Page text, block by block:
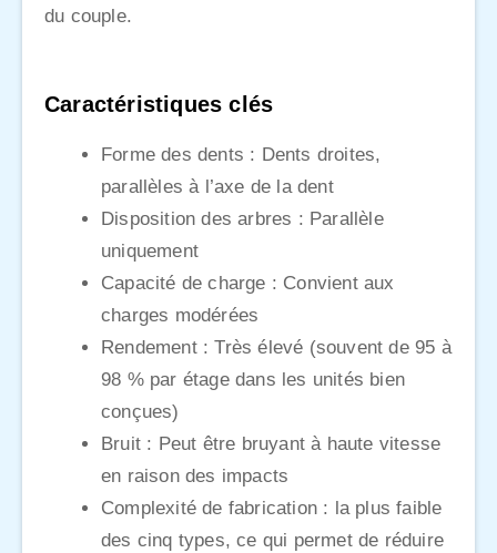
du couple.
Caractéristiques clés
Forme des dents : Dents droites,
parallèles à l’axe de la dent
Disposition des arbres : Parallèle
uniquement
Capacité de charge : Convient aux
charges modérées
Rendement : Très élevé (souvent de 95 à
98 % par étage dans les unités bien
conçues)
Bruit : Peut être bruyant à haute vitesse
en raison des impacts
Complexité de fabrication : la plus faible
des cinq types, ce qui permet de réduire